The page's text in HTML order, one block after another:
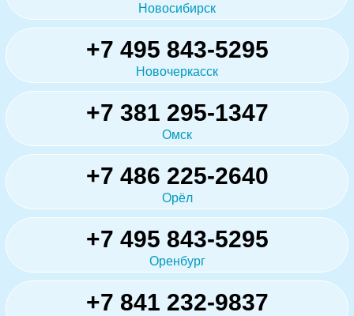
Новосибирск
+7 495 843-5295
Новочеркасск
+7 381 295-1347
Омск
+7 486 225-2640
Орёл
+7 495 843-5295
Оренбург
+7 841 232-9837